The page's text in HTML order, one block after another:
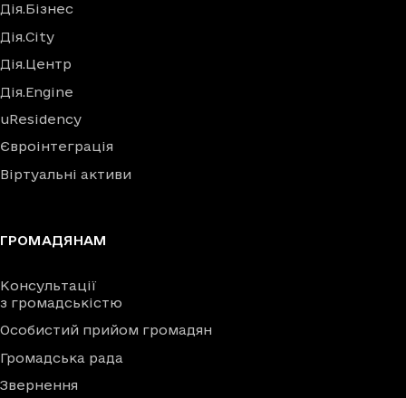
Дія.Бізнес
Дія.City
Дія.Центр
Дія.Engine
uResidency
Євроінтеграція
Віртуальні активи
ГРОМАДЯНАМ
Консультації
з громадськістю
Особистий прийом громадян
Громадська рада
Звернення